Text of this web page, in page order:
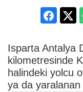
Isparta Antalya
kilometresinde
halindeki yolcu
ya da yaralanan